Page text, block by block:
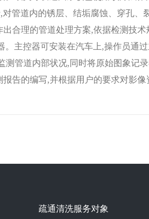
管道内的锈层、结垢腐蚀、穿孔
合理的管道处理方案,依据检测技术
主控器可安装在汽车上,操作员通
管道内部状况,同时将原始图象记
告的编写,并根据用户的要求对影
疏通清洗服务对象